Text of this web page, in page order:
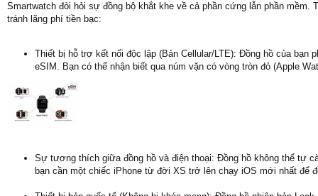
Smartwatch đòi hỏi sự đồng bộ khắt khe về cả phần cứng lẫn phần
tránh lãng phí tiền bạc:
Thiết bị hỗ trợ kết nối độc lập (Bản Cellular/LTE): Đồng hồ của
eSIM. Bạn có thể nhận biết qua núm vặn có vòng tròn đỏ (Apple
Sự tương thích giữa đồng hồ và điện thoại: Đồng hồ không thể tự
bạn cần một chiếc iPhone từ đời XS trở lên chạy iOS mới nhất để